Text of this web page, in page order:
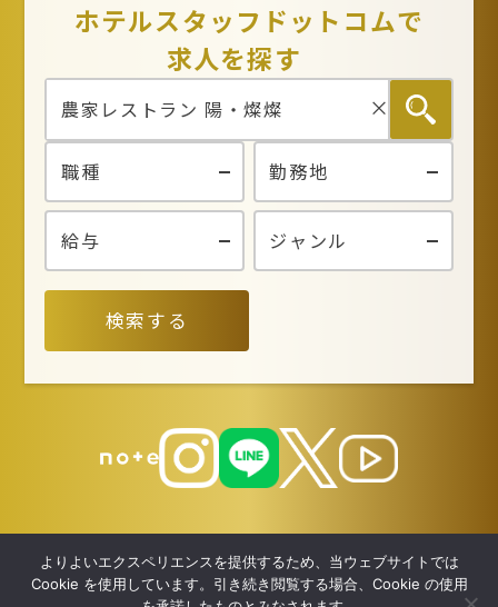
ホテルスタッフドットコムで
求人を探す
検索する
よりよいエクスペリエンスを提供するため、当ウェブサイトでは
Cookie を使用しています。引き続き閲覧する場合、Cookie の使用